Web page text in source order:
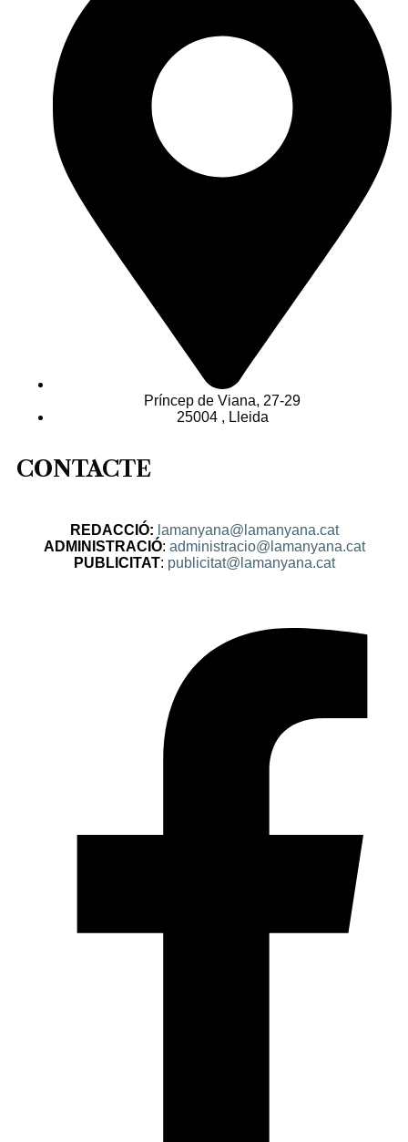
Príncep de Viana, 27-29
25004 , Lleida
CONTACTE
REDACCIÓ: lamanyana@lamanyana.cat
ADMINISTRACIÓ: administracio@lamanyana.cat
PUBLICITAT: publicitat@lamanyana.cat